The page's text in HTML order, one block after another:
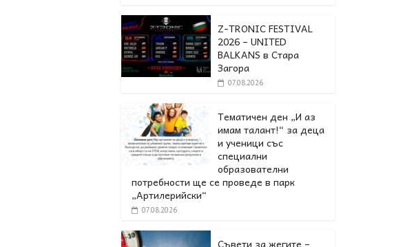
Z-TRONIC FESTIVAL
2026 – UNITED
BALKANS в Стара
Загора
07.08.2026
Тематичен ден „И аз
имам талант!“ за деца
и ученици със
специални
образователни
потребности ще се проведе в парк
„Артилерийски“
07.08.2026
Съвети за жегите –